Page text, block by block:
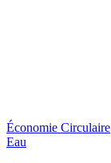
Économie Circulaire
Eau